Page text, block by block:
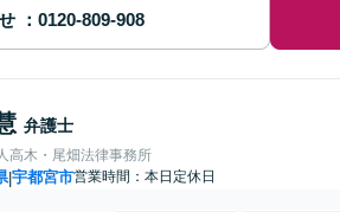
弁護士
高木・尾畑法律事務所
|宇都宮市営業時間：本日定休日